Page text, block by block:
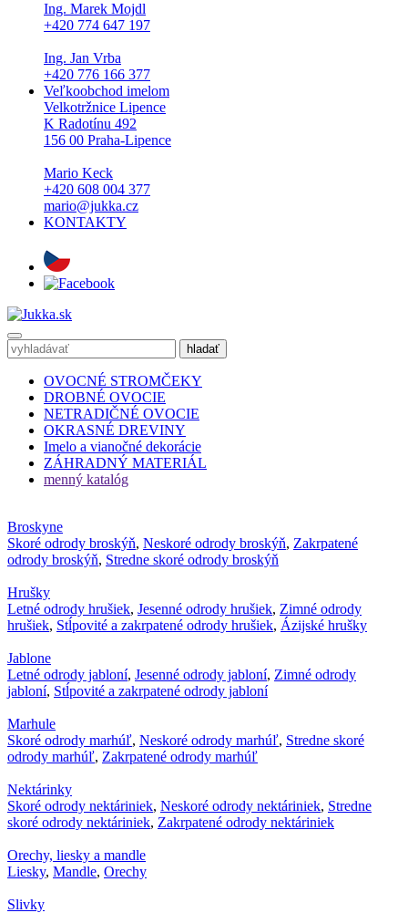
Ing. Marek Mojdl
+420 774 647 197
Ing. Jan Vrba
+420 776 166 377
Veľkoobchod imelom
Velkotržnice Lipence
K Radotínu 492
156 00 Praha-Lipence
Mario Keck
+420 608 004 377
mario@jukka.cz
KONTAKTY
OVOCNÉ STROMČEKY
DROBNÉ OVOCIE
NETRADIČNÉ OVOCIE
OKRASNÉ DREVINY
Imelo a vianočné dekorácie
ZÁHRADNÝ MATERIÁL
menný katalóg
Broskyne
Skoré odrody broskýň, Neskoré odrody broskýň, Zakrpatené
odrody broskýň, Stredne skoré odrody broskýň
Hrušky
Letné odrody hrušiek, Jesenné odrody hrušiek, Zimné odrody
hrušiek, Stĺpovité a zakrpatené odrody hrušiek, Ázijské hrušky
Jablone
Letné odrody jabloní, Jesenné odrody jabloní, Zimné odrody
jabloní, Stĺpovité a zakrpatené odrody jabloní
Marhule
Skoré odrody marhúľ, Neskoré odrody marhúľ, Stredne skoré
odrody marhúľ, Zakrpatené odrody marhúľ
Nektárinky
Skoré odrody nektáriniek, Neskoré odrody nektáriniek, Stredne
skoré odrody nektáriniek, Zakrpatené odrody nektáriniek
Orechy, liesky a mandle
Liesky, Mandle, Orechy
Slivky